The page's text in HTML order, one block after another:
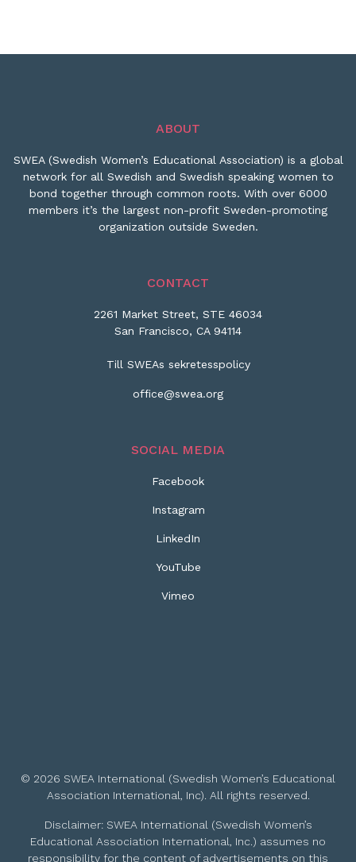
ABOUT
SWEA (Swedish Women’s Educational Association) is a global
network for all Swedish and Swedish speaking women to
bond together through common roots. With over 6000
members it’s the largest non-profit Sweden-promoting
organization outside Sweden.
CONTACT
2261 Market Street, STE 46034
San Francisco, CA 94114
Till SWEAs sekretesspolicy
office@swea.org
SOCIAL MEDIA
Facebook
Instagram
LinkedIn
YouTube
Vimeo
© 2026 SWEA International (Swedish Women’s Educational
Association International, Inc). All rights reserved.
Disclaimer: SWEA International (Swedish Women’s
Educational Association International, Inc.) assumes no
responsibility for the content of advertisements on this